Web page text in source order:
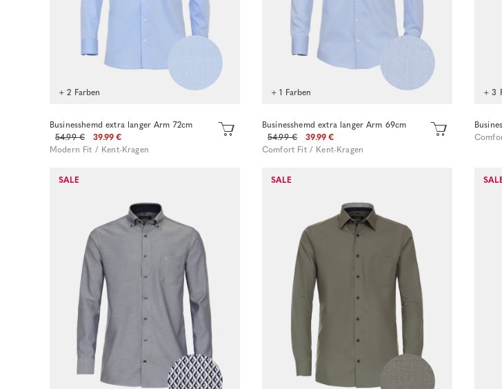
+ 2 Farben
Businesshemd extra langer Arm 72cm
54.99 €
39.99 €
Modern Fit / Kent-Kragen
+ 1 Farben
Businesshemd extra langer Arm 69cm
54.99 €
39.99 €
Comfort Fit / Kent-Kragen
+ 3
SALE SALE